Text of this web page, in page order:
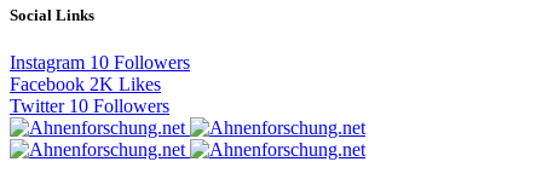
Social Links
Instagram 10 Followers
Facebook 2K Likes
Twitter 10 Followers